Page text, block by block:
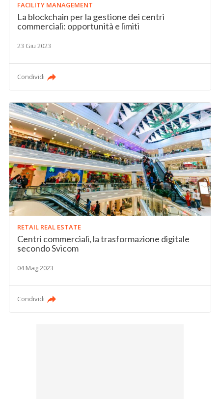
FACILITY MANAGEMENT
La blockchain per la gestione dei centri
commerciali: opportunità e limiti
23 Giu 2023
Condividi
RETAIL REAL ESTATE
Centri commerciali, la trasformazione digitale
secondo Svicom
04 Mag 2023
Condividi